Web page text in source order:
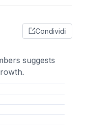
Condividi
suggests